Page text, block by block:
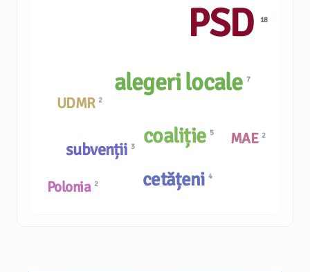
UDMR 2
Polonia 2
subvenții 3
alegeri locale7
MAE 2
cetățeni 4
PSD 18
coaliție 5